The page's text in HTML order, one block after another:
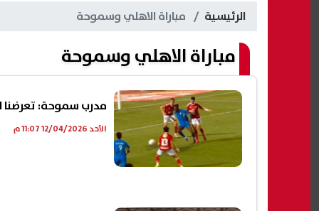
الرئيسية مباراة الاهلي وسموحة
مباراة الاهلي وسموحة
مدرب سموحة: تعرضنا
الأحد 12/04/2026 11:07 م